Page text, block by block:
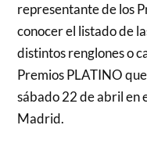
representante de los
conocer el listado de
distintos renglones o
Premios PLATINO
sábado 22 de abril en
Madrid.